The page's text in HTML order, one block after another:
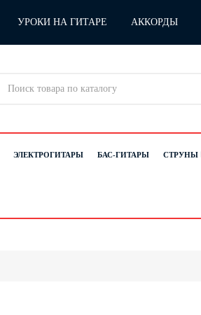
УРОКИ НА ГИТАРЕ АККОРДЫ
ЭЛЕКТРОГИТАРЫ БАС-ГИТАРЫ СТРУНЫ